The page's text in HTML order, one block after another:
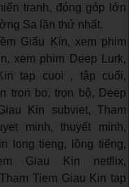
tranh, đóng góp lớn
Sa lần thứ nhất.
Giấu Kín, xem phim
xem phim Deep Lurk,
tap cuoi , tập cuối,
tron bo, trọn bộ, Deep
Kin subviet, Tham
minh, thuyết minh,
long tieng, lồng tiếng,
Giau Kin netflix,
Tiem Giau Kin tap